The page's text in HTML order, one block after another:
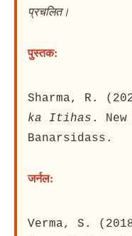
प्रचलित।
पुस्तक:
Sharma, R.
ka Itihas .
Banarsidass.
जर्नल:
Verma, S.